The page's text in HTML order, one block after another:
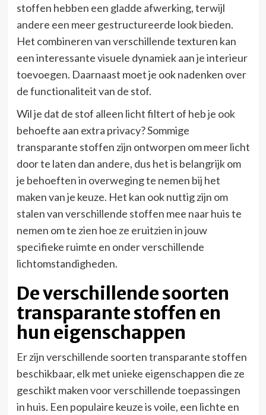
stoffen hebben een gladde afwerking, terwijl
andere een meer gestructureerde look bieden.
Het combineren van verschillende texturen kan
een interessante visuele dynamiek aan je interieur
toevoegen. Daarnaast moet je ook nadenken over
de functionaliteit van de stof.
Wil je dat de stof alleen licht filtert of heb je ook
behoefte aan extra privacy? Sommige
transparante stoffen zijn ontworpen om meer licht
door te laten dan andere, dus het is belangrijk om
je behoeften in overweging te nemen bij het
maken van je keuze. Het kan ook nuttig zijn om
stalen van verschillende stoffen mee naar huis te
nemen om te zien hoe ze eruitzien in jouw
specifieke ruimte en onder verschillende
lichtomstandigheden.
De verschillende soorten
transparante stoffen en
hun eigenschappen
Er zijn verschillende soorten transparante stoffen
beschikbaar, elk met unieke eigenschappen die ze
geschikt maken voor verschillende toepassingen
in huis. Een populaire keuze is voile, een lichte en